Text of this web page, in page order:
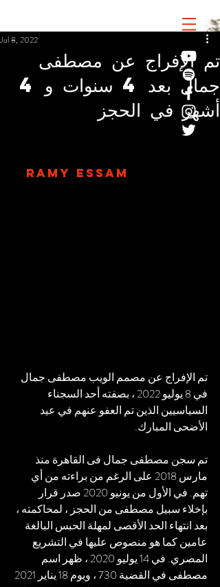
RAMY ESSAM
تم الإفراج عن مصطفى
جمال بعد 4 سنوات و 4
أشهر في الحجز
Jul 8, 2022
تم الإفراج عن مصمم الويب مصطفى جمال
في 8 يوليو 2022 ، بصفته أحد السجناء
السياسيين الذين تم العفو عنهم في عيد
الأضحى المبارك.
تم سجن مصطفى جمال فى القاهرة منذ
مارس 2018 على الرغم من براءته من أي
تهم. في الأول من يونيو 2020 صدر قرار
بإخلاء سبيل مصطفى من الحجز ، لمحاكمته ،
بعد انتهاء الحد الأقصى لمهلة الحبس البالغة
عامين كما هو منصوص عليها في التشريع
المصري. في 14 يوليو 2020 ، ظهر اسم